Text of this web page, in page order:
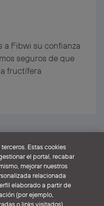
a Fibwi su confianza
seguros de que
fructífera
Estas cookies
el portal, recabar
mejorar nuestros
relacionada
elaborado a partir de
(por ejemplo,
o links visitados).